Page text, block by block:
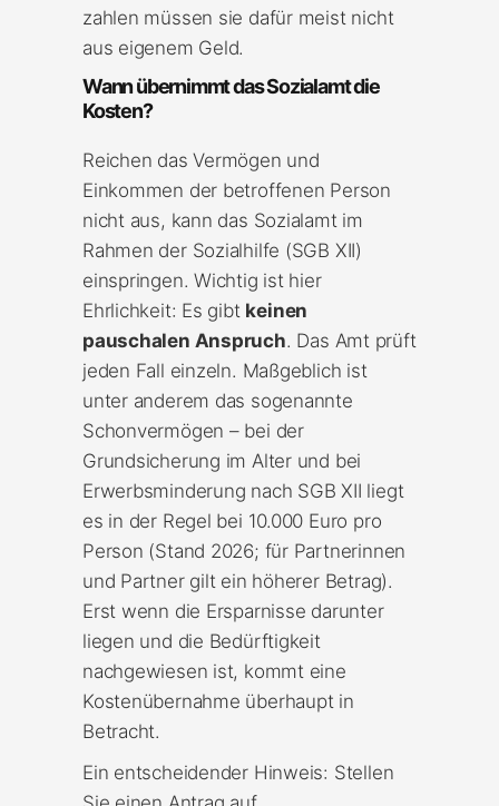
zahlen müssen sie dafür meist nicht
aus eigenem Geld.
Wann übernimmt das Sozialamt die
Kosten?
Reichen das Vermögen und
Einkommen der betroffenen Person
nicht aus, kann das Sozialamt im
Rahmen der Sozialhilfe (SGB XII)
einspringen. Wichtig ist hier
Ehrlichkeit: Es gibt keinen
pauschalen Anspruch. Das Amt prüft
jeden Fall einzeln. Maßgeblich ist
unter anderem das sogenannte
Schonvermögen – bei der
Grundsicherung im Alter und bei
Erwerbsminderung nach SGB XII liegt
es in der Regel bei 10.000 Euro pro
Person (Stand 2026; für Partnerinnen
und Partner gilt ein höherer Betrag).
Erst wenn die Ersparnisse darunter
liegen und die Bedürftigkeit
nachgewiesen ist, kommt eine
Kostenübernahme überhaupt in
Betracht.
Ein entscheidender Hinweis: Stellen